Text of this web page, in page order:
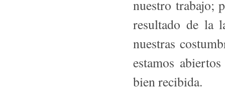
nuestro trabajo;
resultado de la
nuestras
estamos
bien recibida.